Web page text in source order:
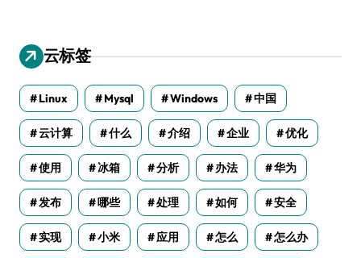
云标签
Linux Mysql Windows 中国
云计算 什么 介绍 企业 优化
使用 冰箱 分析 办法 华为
发布 哪些 处理 如何 安全
实现 小米 应用 怎么 怎么办